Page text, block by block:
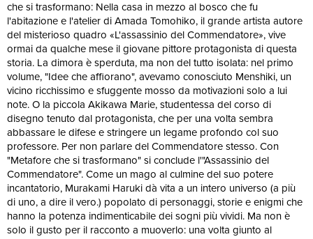
che si trasformano: Nella casa in mezzo al bosco che fu
l'abitazione e l'atelier di Amada Tomohiko, il grande artista autore
del misterioso quadro «L'assassinio del Commendatore», vive
ormai da qualche mese il giovane pittore protagonista di questa
storia. La dimora è sperduta, ma non del tutto isolata: nel primo
volume, "Idee che affiorano", avevamo conosciuto Menshiki, un
vicino ricchissimo e sfuggente mosso da motivazioni solo a lui
note. O la piccola Akikawa Marie, studentessa del corso di
disegno tenuto dal protagonista, che per una volta sembra
abbassare le difese e stringere un legame profondo col suo
professore. Per non parlare del Commendatore stesso. Con
"Metafore che si trasformano" si conclude l'"Assassinio del
Commendatore". Come un mago al culmine del suo potere
incantatorio, Murakami Haruki dà vita a un intero universo (a più
di uno, a dire il vero.) popolato di personaggi, storie e enigmi che
hanno la potenza indimenticabile dei sogni più vividi. Ma non è
solo il gusto per il racconto a muoverlo: una volta giunto al